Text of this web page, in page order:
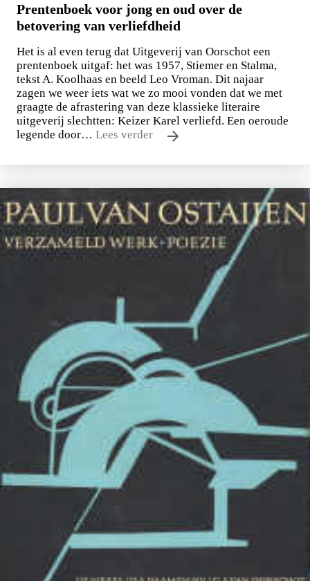
Prentenboek voor jong en oud over de
betovering van verliefdheid
Het is al even terug dat Uitgeverij van Oorschot een
prentenboek uitgaf: het was 1957, Stiemer en Stalma,
tekst A. Koolhaas en beeld Leo Vroman. Dit najaar
zagen we weer iets wat we zo mooi vonden dat we met
graagte de afrastering van deze klassieke literaire
uitgeverij slechtten: Keizer Karel verliefd. Een oeroude
legende door… Lees verder